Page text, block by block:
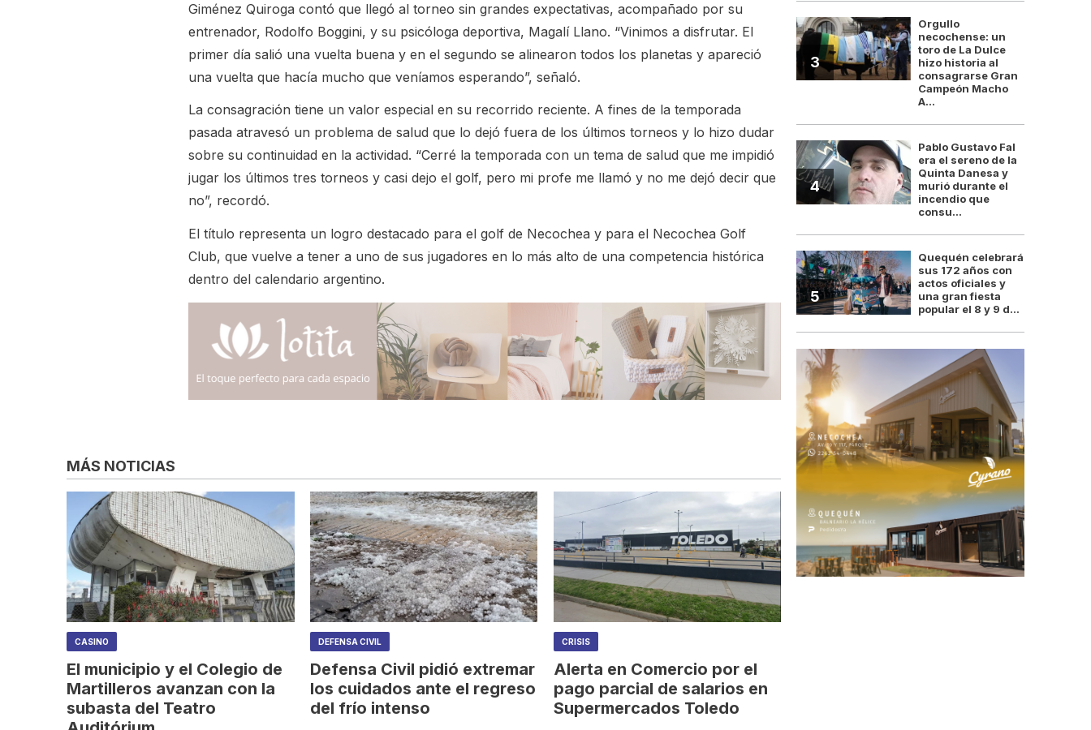
Giménez Quiroga contó que llegó al torneo sin grandes expectativas, acompañado por su
entrenador, Rodolfo Boggini, y su psicóloga deportiva, Magalí Llano. “Vinimos a disfrutar. El
primer día salió una vuelta buena y en el segundo se alinearon todos los planetas y apareció
una vuelta que hacía mucho que veníamos esperando”, señaló.
La consagración tiene un valor especial en su recorrido reciente. A fines de la temporada
pasada atravesó un problema de salud que lo dejó fuera de los últimos torneos y lo hizo dudar
sobre su continuidad en la actividad. “Cerré la temporada con un tema de salud que me impidió
jugar los últimos tres torneos y casi dejo el golf, pero mi profe me llamó y no me dejó decir que
no”, recordó.
El título representa un logro destacado para el golf de Necochea y para el Necochea Golf
Club, que vuelve a tener a uno de sus jugadores en lo más alto de una competencia histórica
dentro del calendario argentino.
MÁS NOTICIAS
CASINO
El municipio y el Colegio de
Martilleros avanzan con la
subasta del Teatro
DEFENSA CIVIL
Defensa Civil pidió extremar
los cuidados ante el regreso
del frío intenso
CRISIS
Alerta en Comercio por el
pago parcial de salarios en
Supermercados Toledo
3
Orgullo
necochense: un
toro de La Dulce
hizo historia al
consagrarse Gran
Campeón Macho
A...
4
Pablo Gustavo Fal
era el sereno de la
Quinta Danesa y
murió durante el
incendio que
consu...
5
Quequén celebrará
sus 172 años con
actos oficiales y
una gran fiesta
popular el 8 y 9 d...